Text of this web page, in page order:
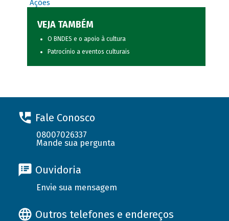
Ações
VEJA TAMBÉM
O BNDES e o apoio à cultura
Patrocínio a eventos culturais
Fale Conosco
08007026337
Mande sua pergunta
Ouvidoria
Envie sua mensagem
Outros telefones e endereços